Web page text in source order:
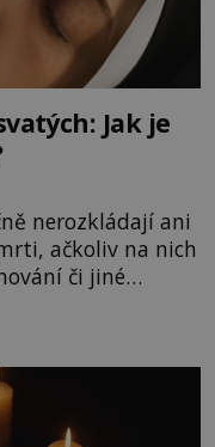
Jak je
nerozkládají ani
ačkoliv na nich
či jiné
ostatky bývají
Jaké